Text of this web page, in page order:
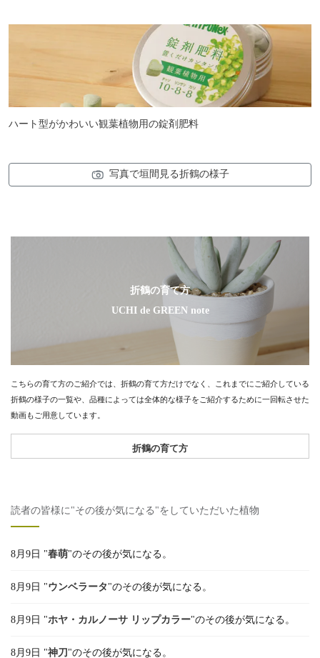
ハート型がかわいい観葉植物用の錠剤肥料
写真で垣間見る折鶴の様子
折鶴の育て方
UCHI de GREEN note
こちらの育て方のご紹介では、折鶴の育て方だけでなく、これまでにご紹介している
折鶴の様子の一覧や、品種によっては全体的な様子をご紹介するために一回転させた
動画もご用意しています。
折鶴の育て方
読者の皆様に"その後が気になる"をしていただいた植物
8月9日 "春萌"のその後が気になる。
8月9日 "ウンベラータ "のその後が気になる。
8月9日 "ホヤ・カルノーサ リップカラー"のその後が気になる。
8月9日 "神刀 "のその後が気になる。